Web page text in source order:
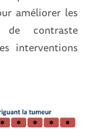
améliorer les
de contraste
interventions